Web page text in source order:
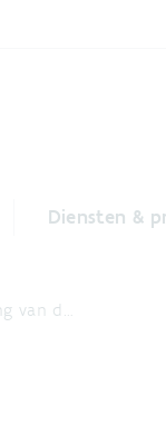
Diensten &
van d…